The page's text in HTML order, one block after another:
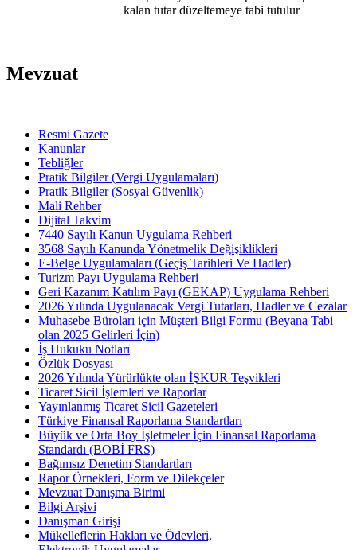
kalan tutar düzeltemeye tabi tutulur
Mevzuat
Resmi Gazete
Kanunlar
Tebliğler
Pratik Bilgiler (Vergi Uygulamaları)
Pratik Bilgiler (Sosyal Güvenlik)
Mali Rehber
Dijital Takvim
7440 Sayılı Kanun Uygulama Rehberi
3568 Sayılı Kanunda Yönetmelik Değişiklikleri
E-Belge Uygulamaları (Geçiş Tarihleri Ve Hadler)
Turizm Payı Uygulama Rehberi
Geri Kazanım Katılım Payı (GEKAP) Uygulama Rehberi
2026 Yılında Uygulanacak Vergi Tutarları, Hadler ve Cezalar
Muhasebe Büroları için Müşteri Bilgi Formu (Beyana Tabi
olan 2025 Gelirleri İçin)
İş Hukuku Notları
Özlük Dosyası
2026 Yılında Yürürlükte olan İŞKUR Teşvikleri
Ticaret Sicil İşlemleri ve Raporlar
Yayınlanmış Ticaret Sicil Gazeteleri
Türkiye Finansal Raporlama Standartları
Büyük ve Orta Boy İşletmeler İçin Finansal Raporlama
Standardı (BOBİ FRS)
Bağımsız Denetim Standartları
Rapor Örnekleri, Form ve Dilekçeler
Mevzuat Danışma Birimi
Bilgi Arşivi
Danışman Girişi
Mükelleflerin Hakları ve Ödevleri,